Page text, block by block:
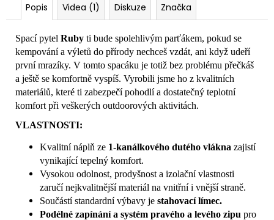
Popis Videa (1) Diskuze Značka
Spací pytel Ruby ti bude spolehlivým parťákem, pokud se
kempování a výletů do přírody nechceš vzdát, ani když udeří
první mrazíky. V tomto spacáku je totiž bez problému přečkáš
a ještě se komfortně vyspíš. Vyrobili jsme ho z kvalitních
materiálů, které ti zabezpečí pohodlí a dostatečný teplotní
komfort při veškerých outdoorových aktivitách.
VLASTNOSTI:
Kvalitní náplň ze 1-kanálkového dutého vlákna zajistí
vynikající tepelný komfort.
Vysokou odolnost, prodyšnost a izolační vlastnosti
zaručí nejkvalitnější materiál na vnitřní i vnější straně.
Součástí standardní výbavy je stahovací límec.
Podélné zapínání a systém pravého a levého zipu pro